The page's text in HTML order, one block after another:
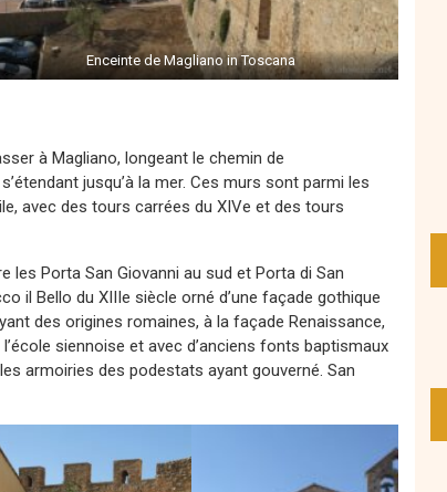
Enceinte de Magliano in Toscana
à Magliano, longeant le chemin de
jusqu’à la mer. Ces murs sont parmi les
avec des tours carrées du XIVe et des tours
les Porta San Giovanni au sud et Porta di San
il Bello du XIIIe siècle orné d’une façade gothique
des origines romaines, à la façade Renaissance,
siennoise et avec d’anciens fonts baptismaux
armoiries des podestats ayant gouverné. San